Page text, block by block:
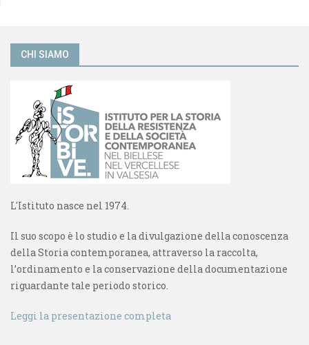
CHI SIAMO
L'Istituto nasce nel 1974.
Il suo scopo è lo studio e la divulgazione della conoscenza
della Storia contemporanea, attraverso la raccolta,
l’ordinamento e la conservazione della documentazione
riguardante tale periodo storico.
Leggi la presentazione completa